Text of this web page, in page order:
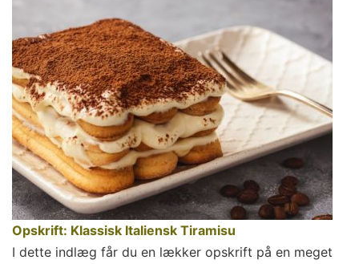
Opskrift: Klassisk Italiensk Tiramisu
I dette indlæg får du en lækker opskrift på en meget